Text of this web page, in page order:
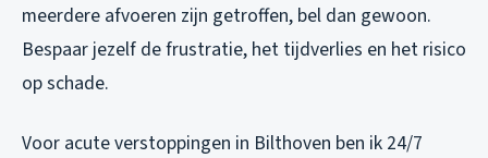
meerdere afvoeren zijn getroffen, bel dan gewoon.
Bespaar jezelf de frustratie, het tijdverlies en het risico
op schade.
Voor acute verstoppingen in Bilthoven ben ik 24/7